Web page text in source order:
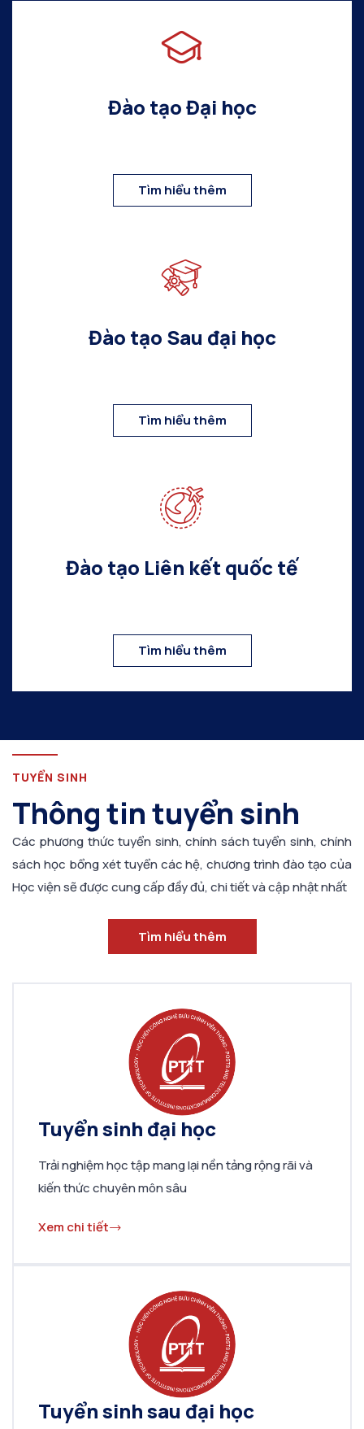
Đào tạo Đại học
Tìm hiểu thêm
Đào tạo Sau đại học
Tìm hiểu thêm
Đào tạo Liên kết quốc tế
Tìm hiểu thêm
TUYỂN SINH
Thông tin tuyển sinh
Các phương thức tuyển sinh, chính sách tuyển sinh, chính
sách học bổng xét tuyển các hệ, chương trình đào tạo của
Học viện sẽ được cung cấp đầy đủ, chi tiết và cập nhật nhất
Tìm hiểu thêm
Tuyển sinh đại học
Trải nghiệm học tập mang lại nền tảng rộng rãi và
kiến ​​thức chuyên môn sâu
Xem chi tiết
Tuyển sinh sau đại học